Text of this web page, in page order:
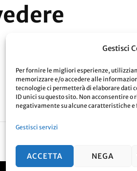
Gestisci
Per fornire le migliori esperienze,
memorizzare e/o accedere alle
tecnologie ci permetterà di elaborare dati
ID unici su questo sito. Non acconsentire
negativamente su alcune caratteristiche
Gestisci servizi
ACCETTA NEGA